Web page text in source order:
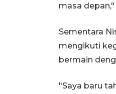
masa
Sementara
mengikuti
bermain
"Saya baru